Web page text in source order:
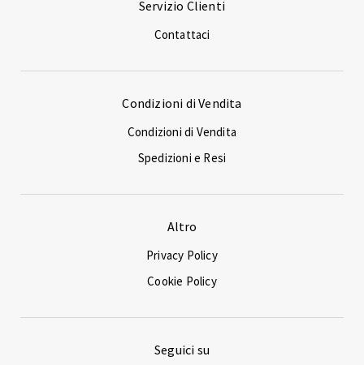
Servizio Clienti
Contattaci
Condizioni di Vendita
Condizioni di Vendita
Spedizioni e Resi
Altro
Privacy Policy
Cookie Policy
Seguici su